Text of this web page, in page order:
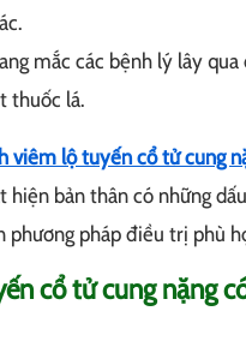
mắc các bệnh lý lây
thuốc lá.
viêm lộ tuyến cổ tử cung
hiện bản thân có những
phương pháp điều trị phù
cổ tử cung nặng